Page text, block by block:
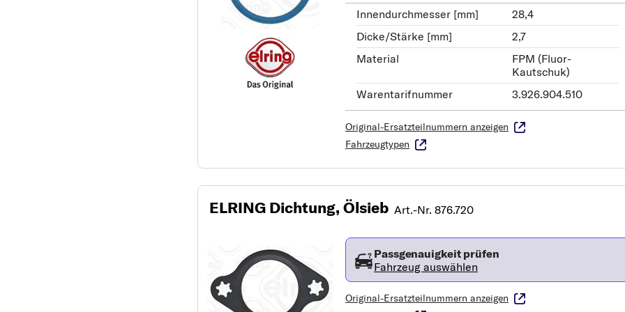
Innendurchmesser [mm]
28,4
Dicke/Stärke [mm]
2,7
Material
FPM (Fluor-
Kautschuk)
Warentarifnummer
3.926.904.510
Original-Ersatzteilnummern anzeigen
Fahrzeugtypen
ELRING Dichtung, Ölsieb Art.-Nr. 876.720
Passgenauigkeit prüfen
Fahrzeug auswählen
Original-Ersatzteilnummern anzeigen